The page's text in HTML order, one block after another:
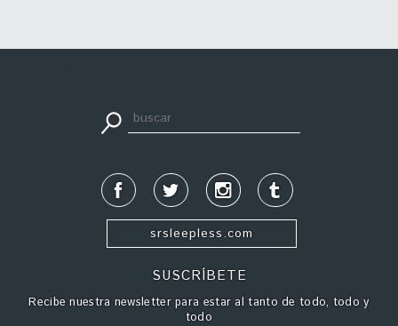
srsleepless.com
SUSCRÍBETE
Recibe nuestra newsletter para estar al tanto de todo, todo y
todo